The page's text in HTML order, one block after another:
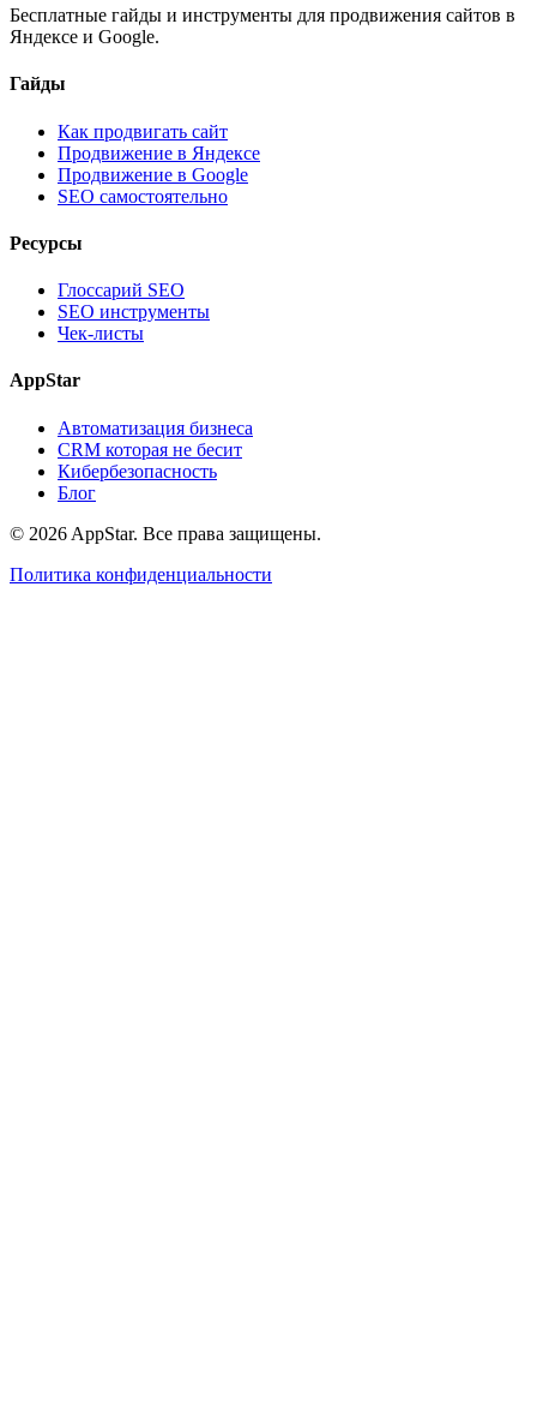
Бесплатные гайды и инструменты для продвижения сайтов в
Яндексе и Google.
Гайды
Как продвигать сайт
Продвижение в Яндексе
Продвижение в Google
SEO самостоятельно
Ресурсы
Глоссарий SEO
SEO инструменты
Чек-листы
AppStar
Автоматизация бизнеса
CRM которая не бесит
Кибербезопасность
Блог
© 2026 AppStar. Все права защищены.
Политика конфиденциальности